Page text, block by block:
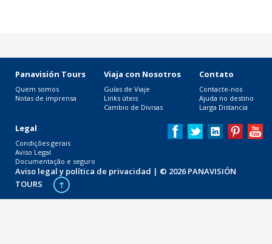
Panavisión Tours
Quem somos
Notas de imprensa
Viaja con Nosotros
Guías de Viaje
Links úteis
Cambio de Divisas
Contato
Contacte-nos
Ajuda no destino
Larga Distancia
Legal
Condições gerais
Aviso Legal
Documentação e seguro
Aviso legal y política de privacidad | © 2026 PANAVISIÓN
TOURS